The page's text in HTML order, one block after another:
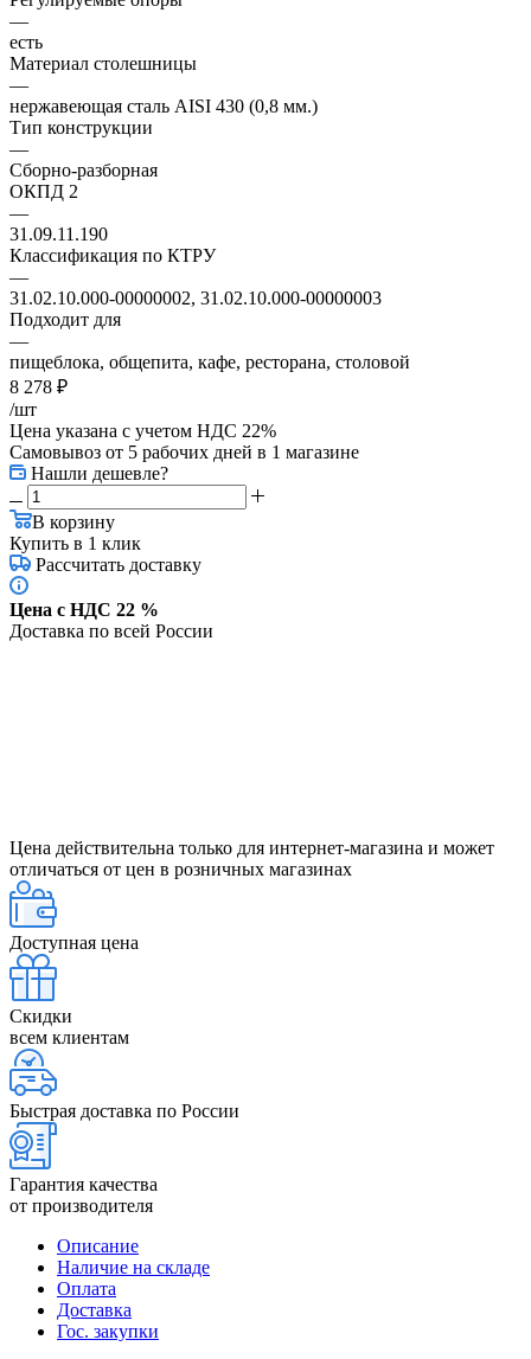
—
есть
Материал столешницы
—
нержавеющая сталь AISI 430 (0,8 мм.)
Тип конструкции
—
Сборно-разборная
ОКПД 2
—
31.09.11.190
Классификация по КТРУ
—
31.02.10.000-00000002, 31.02.10.000-00000003
Подходит для
—
пищеблока, общепита, кафе, ресторана, столовой
8 278 ₽
/шт
Цена указана с учетом НДС 22%
Самовывоз от 5 рабочих дней в 1 магазине
Нашли дешевле?
В корзину
Купить в 1 клик
Рассчитать доставку
Цена с НДС 22 %
Доставка по всей России
Цена действительна только для интернет-магазина и может
отличаться от цен в розничных магазинах
Доступная цена
Скидки
всем клиентам
Быстрая доставка по России
Гарантия качества
от производителя
Описание
Наличие на складе
Оплата
Доставка
Гос. закупки